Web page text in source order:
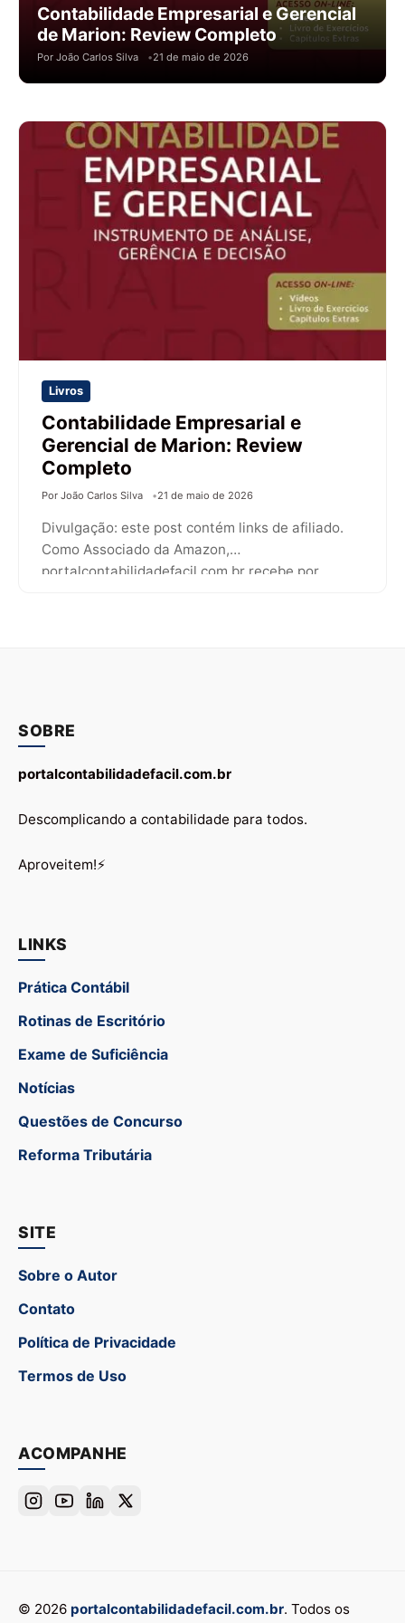
Contabilidade Empresarial e Gerencial
de Marion: Review Completo
Por João Carlos Silva 21 de maio de 2026
Livros
Contabilidade Empresarial e
Gerencial de Marion: Review
Completo
Por João Carlos Silva 21 de maio de 2026
Divulgação: este post contém links de afiliado.
Como Associado da Amazon,
portalcontabilidadefacil.com.br recebe por
SOBRE
portalcontabilidadefacil.com.br
Descomplicando a contabilidade para todos.
Aproveitem!⚡
LINKS
Prática Contábil
Rotinas de Escritório
Exame de Suficiência
Notícias
Questões de Concurso
Reforma Tributária
SITE
Sobre o Autor
Contato
Política de Privacidade
Termos de Uso
ACOMPANHE
© 2026 portalcontabilidadefacil.com.br. Todos os